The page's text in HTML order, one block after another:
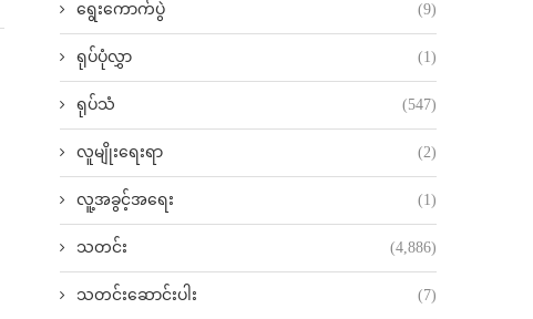
ရွေးကောက်ပွဲ (9)
ရုပ်ပုံလွှာ (1)
ရုပ်သံ (547)
လူမျိုးရေးရာ (2)
လူ့အခွင့်အရေး (1)
သတင်း (4,886)
သတင်းဆောင်းပါး (7)